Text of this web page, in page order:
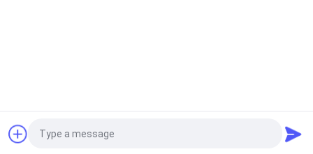
Fordern Sie ein Angebot